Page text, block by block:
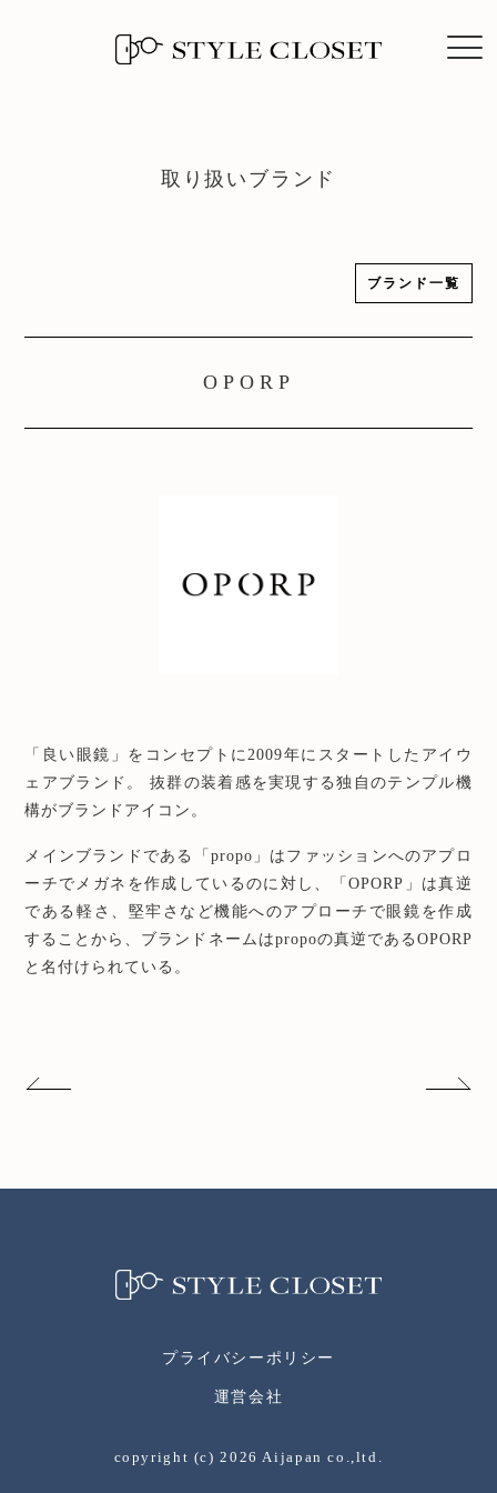
取 り扱 い ブ ラ ン ド
ブランド一覧
OPORP
「良い眼鏡」をコンセプトに2009年にスタートしたアイウ
ェアブランド。
抜群の装着感を実現する独自のテンプル機
構がブランドアイコン。
メインブランドである「propo」はファッションへのアプロ
ーチでメガネを作成しているのに対し、「OPORP」は真逆
である軽さ、堅牢さなど機能へのアプローチで眼鏡を作成
することから、ブランドネームはpropoの真逆であるOPORP
と名付けられている。
プライバシーポリシー
運営会社
copyright (c)2026Aijapan co.,ltd.